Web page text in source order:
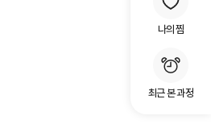
나의 찜
최근 본 과정